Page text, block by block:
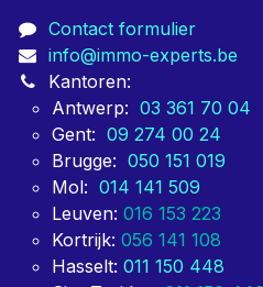
Contact formulier
info@immo-experts.be
Kantoren:
Antwerp: 03 361 70 04
Gent: 09 274 00 24
Brugge: 050 151 019
Mol: 014 141 509
Leuven: 016 153 223
Kortrijk: 056 141 108
Hasselt: 011 150 448